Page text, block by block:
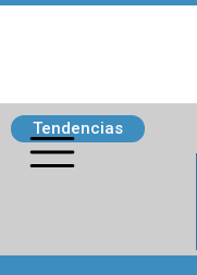
Tendencias